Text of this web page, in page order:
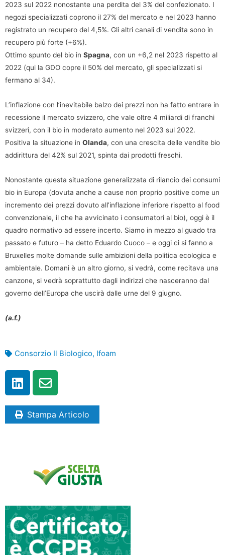
2023 sul 2022 nonostante una perdita del 3% del confezionato. I
negozi specializzati coprono il 27% del mercato e nel 2023 hanno
registrato un recupero del 4,5%. Gli altri canali di vendita sono in
recupero più forte (+6%).
Ottimo spunto del bio in Spagna, con un +6,2 nel 2023 rispetto al
2022 (qui la GDO copre il 50% del mercato, gli specializzati si
fermano al 34).
L’inflazione con l’inevitabile balzo dei prezzi non ha fatto entrare in
recessione il mercato svizzero, che vale oltre 4 miliardi di franchi
svizzeri, con il bio in moderato aumento nel 2023 sul 2022.
Positiva la situazione in Olanda, con una crescita delle vendite bio
addirittura del 42% sul 2021, spinta dai prodotti freschi.
Nonostante questa situazione generalizzata di rilancio dei consumi
bio in Europa (dovuta anche a cause non proprio positive come un
incremento dei prezzi dovuto all’inflazione inferiore rispetto al food
convenzionale, il che ha avvicinato i consumatori al bio), oggi è il
quadro normativo ad essere incerto. Siamo in mezzo al guado tra
passato e futuro – ha detto Eduardo Cuoco – e oggi ci si fanno a
Bruxelles molte domande sulle ambizioni della politica ecologica e
ambientale. Domani è un altro giorno, si vedrà, come recitava una
canzone, si vedrà soprattutto dagli indirizzi che nasceranno dal
governo dell’Europa che uscirà dalle urne del 9 giugno.
(a.f.)
Consorzio Il Biologico, Ifoam
Stampa Articolo